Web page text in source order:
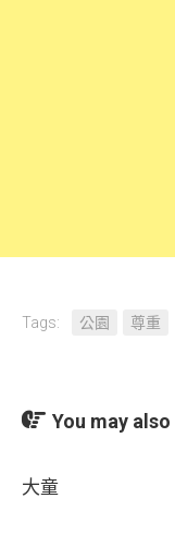
Tags: 公園 尊重
You may
大童